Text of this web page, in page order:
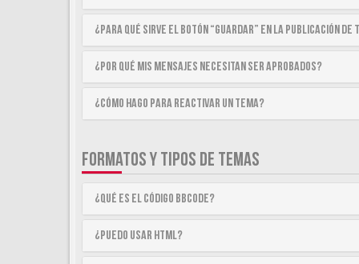
¿Para qué sirve el botón “Guardar” en la publicación de
¿Por qué mis mensajes necesitan ser aprobados?
¿Cómo hago para reactivar un tema?
FORMATOS Y TIPOS DE TEMAS
¿Qué es el código BBCode?
¿Puedo usar HTML?